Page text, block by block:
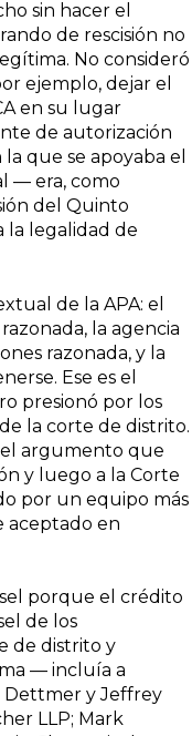
sin hacer el
de rescisión no
No consideró
ejemplo, dejar el
en su lugar
de autorización
que se apoyaba el
— era, como
del Quinto
la legalidad de
de la APA: el
la agencia
razonada, y la
Ese es el
presionó por los
la corte de distrito.
el argumento que
y luego a la Corte
por un equipo más
aceptado en
porque el crédito
de los
de distrito y
— incluía a
Dettmer y Jeffrey
LLP; Mark